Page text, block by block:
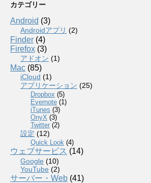
カテゴリー
Android (3)
Androidアプリ (2)
Finder (4)
Firefox (3)
アドオン (1)
Mac (85)
iCloud (1)
アプリケーション (25)
Dropbox (5)
Evernote (1)
iTunes (3)
OnyX (3)
Twitter (2)
設定 (12)
Quick Look (4)
ウェブサービス (14)
Google (10)
YouTube (2)
サーバー・Web (41)